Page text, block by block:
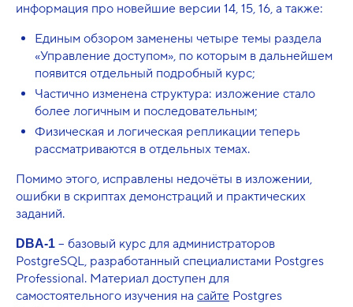
информация про новейшие версии 14, 15, 16, а также:
Единым обзором заменены четыре темы раздела
«Управление доступом», по которым в дальнейшем
появится отдельный подробный курс;
Частично изменена структура: изложение стало
более логичным и последовательным;
Физическая и логическая репликации теперь
рассматриваются в отдельных темах.
Помимо этого, исправлены недочёты в изложении,
ошибки в скриптах демонстраций и практических
заданий.
DBA-1 – базовый курс для администраторов
PostgreSQL, разработанный специалистами Postgres
Professional. Материал доступен для
самостоятельного изучения на сайте Postgres